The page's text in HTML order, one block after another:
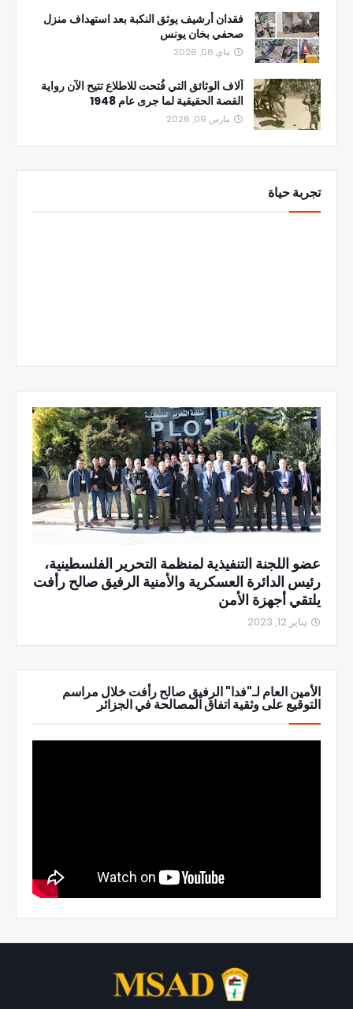
فقدان أرشيف يوثق النكبة بعد استهداف منزل
صحفي بخان يونس
ماي 06, 2026
آلاف الوثائق التي فُتحت للاطلاع تتيح الآن رواية
القصة الحقيقية لما جرى عام 1948
مارس 09, 2026
تجربة حياة
عضو اللجنة التنفيذية لمنظمة التحرير الفلسطينية،
رئيس الدائرة العسكرية والأمنية الرفيق صالح رأفت
يلتقي أجهزة الأمن
يناير 12, 2023
الأمين العام لـ"فدا" الرفيق صالح رأفت خلال مراسم
التوقيع على وثقية اتفاق المصالحة في الجزائر